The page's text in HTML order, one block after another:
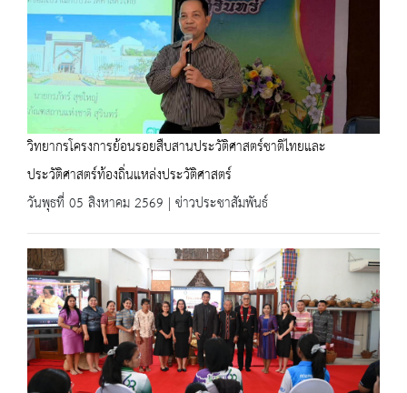
วิทยากรโครงการย้อนรอยสืบสานประวัติศาสตร์ชาติไทยและ
ประวัติศาสตร์ท้องถิ่นแหล่งประวัติศาสตร์
วันพุธที่ 05 สิงหาคม 2569 | ข่าวประชาสัมพันธ์